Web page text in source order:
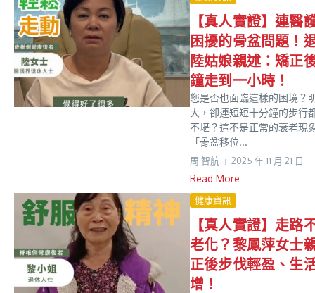
【真人實證】連醫
困擾的骨盆問題！
陸姑娘親述：矯正
鐘走到一小時！
您是否也面臨這樣的困境？
大，卻連短短十分鐘的步行
不堪？這不是正常的衰老現
「骨盆移位...
周 智航 2025 年 11 月 21 日
Read More
健康資訊
【真人實證】走路
老化？黎鳳萍女士
正後步伐輕盈、生
增！